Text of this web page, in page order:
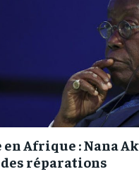
en Afrique : Nana
réparations